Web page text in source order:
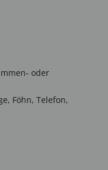
oder
Föhn, Telefon,